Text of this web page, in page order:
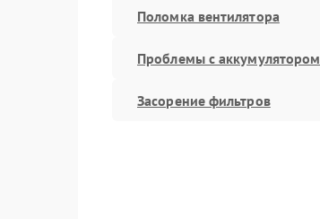
Поломка вентилятора
Проблемы с аккумулятором
Засорение фильтров